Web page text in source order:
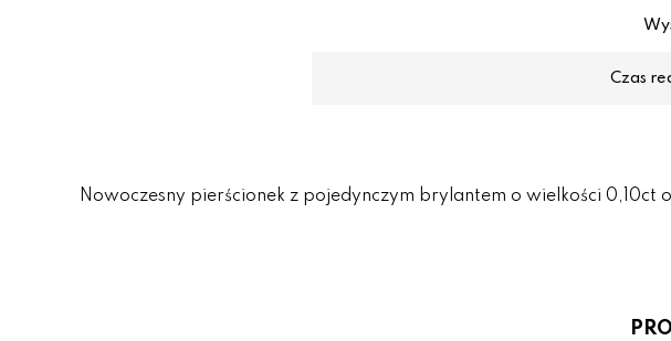
Czas
Nowoczesny pierścionek z pojedynczym brylantem o wielkości 0,10ct